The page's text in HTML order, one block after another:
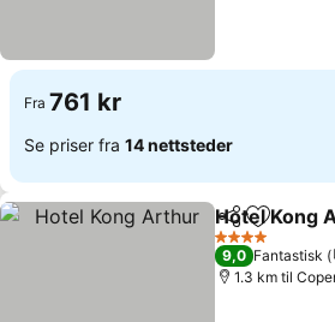
Fra 761 kr
Se priser fra 14 nettsteder
Del Legg til
Hotel Kong
4 Stjerner
9,0 Fantastisk
1.3 km til